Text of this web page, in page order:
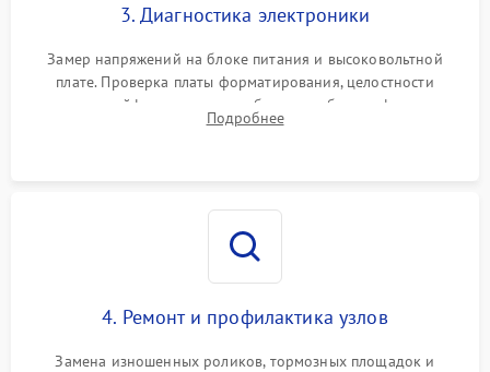
3. Диагностика электроники
Замер напряжений на блоке питания и высоковольтной
плате. Проверка платы форматирования, целостности
плоских шлейфов сканера и работоспособности флажков и
оптопар (датчиков прохождения бумаги).
Подробнее
4. Ремонт и профилактика узлов
Замена изношенных роликов, тормозных площадок и